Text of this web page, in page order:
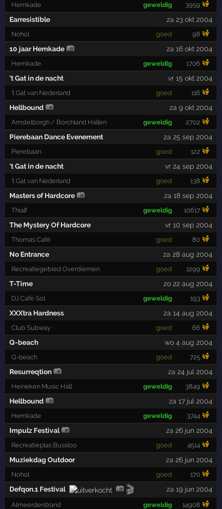
Hemkade geweldig 3959
Earresistible za 23 okt 2004
Nohol goed 98
10 jaar Hemkade za 16 okt 2004
Hemkade geweldig 1706
't Gat in de nacht vr 15 okt 2004
't Gat van Nederland goed 116
Hellbound za 9 okt 2004
Amstelborgh / Borchland Hallen geweldig 2702
Pierebaan Dance Evenement za 25 sep 2004
Pierebaan goed 122
't Gat in de nacht vr 24 sep 2004
't Gat van Nederland goed 138
Masters of Hardcore za 18 sep 2004
Thialf geweldig 10617
The Mystery Of Hardcore vr 10 sep 2004
Thomas Café goed 80
No Entrance za 28 aug 2004
Recreatiegebied Overdiemen goed 1299
T-Time zo 22 aug 2004
DJ Café Sol geweldig 193
XXXtra Hardness za 14 aug 2004
Club Subway goed 66
Q-beach wo 4 aug 2004
Q-beach goed 725
Resurreqtion za 24 jul 2004
Heineken Music Hall geweldig 3849
Hellbound za 17 jul 2004
Hemkade geweldig 3744
Impulz Festival za 26 jun 2004
Recreatieplas Bussloo goed 4514
Muziekdag Outdoor za 26 jun 2004
Nohol goed 170
Defqon.1 Festival 🎬 za 19 jun 2004
Almeerderstrand geweldig 14908